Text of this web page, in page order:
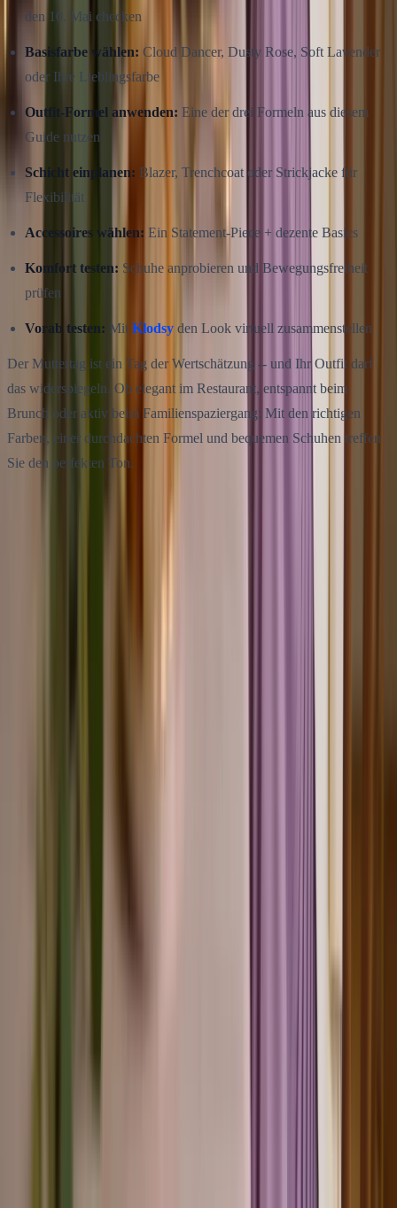
den 10. Mai checken
Basisfarbe wählen: Cloud Dancer, Dusty Rose, Soft Lavender
oder Ihre Lieblingsfarbe
Outfit-Formel anwenden: Eine der drei Formeln aus diesem
Guide nutzen
Schicht einplanen: Blazer, Trenchcoat oder Strickjacke für
Flexibilität
Accessoires wählen: Ein Statement-Piece + dezente Basics
Komfort testen: Schuhe anprobieren und Bewegungsfreiheit
prüfen
Vorab testen: Mit Klodsy den Look virtuell zusammenstellen
Der Muttertag ist ein Tag der Wertschätzung -- und Ihr Outfit darf
das widerspiegeln. Ob elegant im Restaurant, entspannt beim
Brunch oder aktiv beim Familienspaziergang: Mit den richtigen
Farben, einer durchdachten Formel und bequemen Schuhen treffen
Sie den perfekten Ton.